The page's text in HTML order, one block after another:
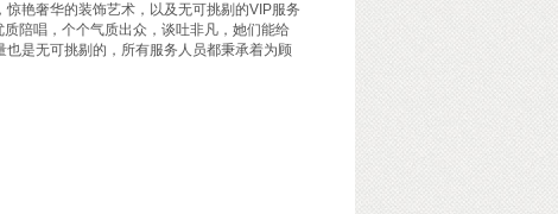
艳奢华的装饰艺术，以及无可挑剔的VIP服务
陪唱，个个气质出众，谈吐非凡，她们能给
是无可挑剔的，所有服务人员都秉承着为顾